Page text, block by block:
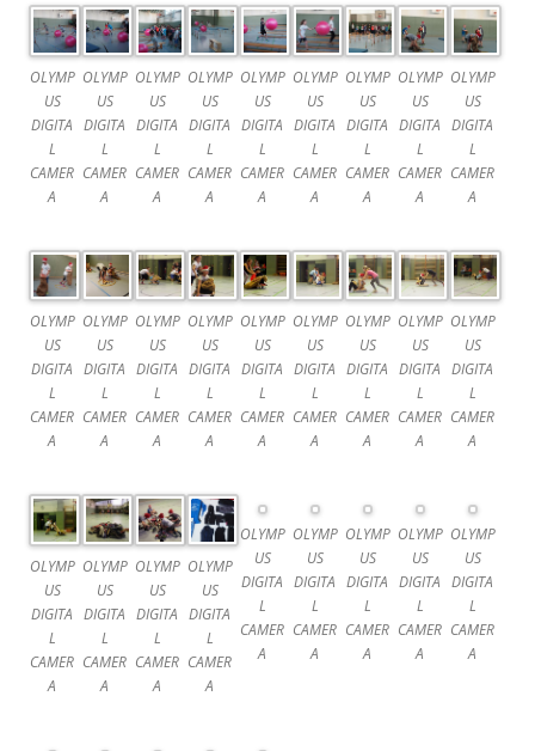
OLYMP
US
DIGITA
L
CAMER
A
OLYMP
US
DIGITA
L
CAMER
A
OLYMP
US
DIGITA
L
CAMER
A
OLYMP
US
DIGITA
L
CAMER
A
OLYMP
US
DIGITA
L
CAMER
A
OLYMP
US
DIGITA
L
CAMER
A
OLYMP
US
DIGITA
L
CAMER
A
OLYMP
US
DIGITA
L
CAMER
A
OLYMP
US
DIGITA
L
CAMER
A
OLYMP
US
DIGITA
L
CAMER
A
OLYMP
US
DIGITA
L
CAMER
A
OLYMP
US
DIGITA
L
CAMER
A
OLYMP
US
DIGITA
L
CAMER
A
OLYMP
US
DIGITA
L
CAMER
A
OLYMP
US
DIGITA
L
CAMER
A
OLYMP
US
DIGITA
L
CAMER
A
OLYMP
US
DIGITA
L
CAMER
A
OLYMP
US
DIGITA
L
CAMER
A
OLYMP
US
DIGITA
L
CAMER
A
OLYMP
US
DIGITA
L
CAMER
A
OLYMP
US
DIGITA
L
CAMER
A
OLYMP
US
DIGITA
L
CAMER
A
OLYMP
US
DIGITA
L
CAMER
A
OLYMP
US
DIGITA
L
CAMER
A
OLYMP
US
DIGITA
L
CAMER
A
OLYMP
US
DIGITA
L
CAMER
A
OLYMP
US
DIGITA
L
CAMER
A